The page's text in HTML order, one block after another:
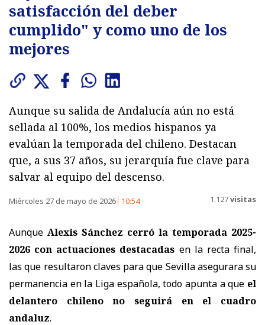
satisfacción del deber
cumplido" y como uno de los
mejores
Aunque su salida de Andalucía aún no está
sellada al 100%, los medios hispanos ya
evalúan la temporada del chileno. Destacan
que, a sus 37 años, su jerarquía fue clave para
salvar al equipo del descenso.
Miércoles 27 de mayo de 2026 10:54 1.127visitas
Aunque Alexis Sánchez cerró la temporada 2025-
2026 con actuaciones destacadas en la recta final,
las que resultaron claves para que Sevilla asegurara su
permanencia en la Liga española, todo apunta a que el
delantero chileno no seguirá en el cuadro
andaluz.